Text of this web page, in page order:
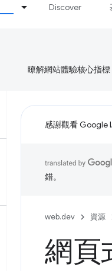
Discover
瞭解網站體驗核心指標
感謝觀看 Google
錯。
web.dev 資源
網頁